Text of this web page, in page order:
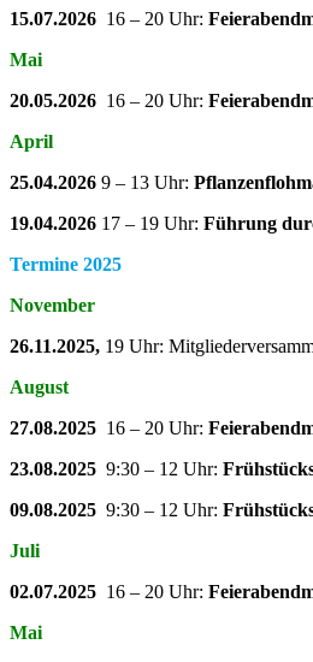
15.07.2026 16 – 20 Uhr:
Mai
20.05.2026 16 – 20 Uhr:
April
25.04.2026 9 – 13 Uhr:
19.04.2026 17 – 19 Uhr: Führung
Termine 2025
November
26.11.2025, 19 Uhr:
August
27.08.2025 16 – 20 Uhr:
23.08.2025 9:30 – 12 Uhr:
09.08.2025 9:30 – 12 Uhr:
Juli
02.07.2025 16 – 20 Uhr:
Mai